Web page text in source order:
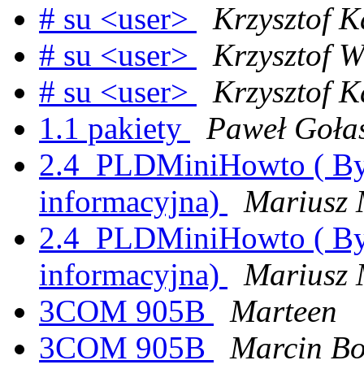
# su <user>
Krzysztof
# su <user>
Krzysztof
# su <user>
Krzysztof
1.1 pakiety
Paweł
2.4_PLDMiniHowto (
informacyjna)
Mariusz
2.4_PLDMiniHowto (
informacyjna)
Mariusz
3COM 905B
Marteen
3COM 905B
Marcin